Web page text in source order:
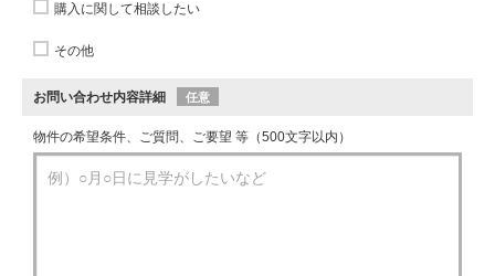
購入に関して相談したい
その他
お問い合わせ内容詳細 任意
物件の希望条件、ご質問、ご要望 等（500文字以内）